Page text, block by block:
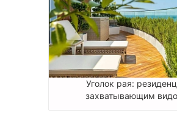
Уголок рая:
захватывающим